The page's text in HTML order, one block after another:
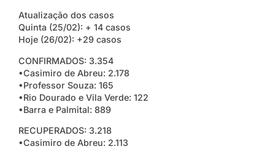
Atualização dos casos
Quinta (25/02): + 14 casos
Hoje (26/02): +29 casos
CONFIRMADOS: 3.354
•Casimiro de Abreu: 2.178
•Professor Souza: 165
•Rio Dourado e Vila Verde: 122
•Barra e Palmital: 889
RECUPERADOS: 3.218
•Casimiro de Abreu: 2.113